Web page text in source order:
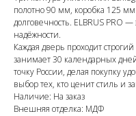
полотно 90 мм, коробка 125
долговечность. ELBRUS PRO
надёжности.
Каждая дверь проходит
занимает 30 календарных
точку России, делая покупку
выбор тех, кто ценит стиль и
Наличие: На заказ
Внешняя отделка: МДФ